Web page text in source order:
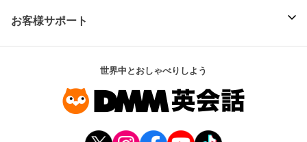
お客様サポート
世界中とおしゃべりしよう